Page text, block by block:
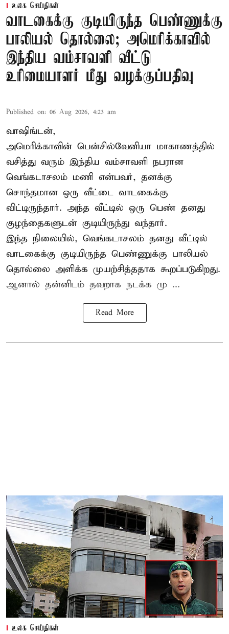
உலக செய்திகள்
வாடகைக்கு குடியிருந்த பெண்ணுக்கு
பாலியல் தொல்லை; அமெரிக்காவில்
இந்திய வம்சாவளி வீட்டு
உரிமையாளர் மீது வழக்குப்பதிவு
Published on: 06 Aug 2026, 4:23 am
வாஷிங்டன்,
அமெரிக்காவின் பென்சில்வேனியா மாகாணத்தில்
வசித்து வரும் இந்திய வம்சாவளி நபரான
வெங்கடாசலம் மணி என்பவர், தனக்கு
சொந்தமான ஒரு வீட்டை வாடகைக்கு
விட்டிருந்தார். அந்த வீட்டில் ஒரு பெண் தனது
குழந்தைகளுடன் குடியிருந்து வந்தார்.
இந்த நிலையில், வெங்கடாசலம் தனது வீட்டில்
வாடகைக்கு குடியிருந்த பெண்ணுக்கு பாலியல்
தொல்லை அளிக்க முயற்சித்ததாக கூறப்படுகிறது.
ஆனால் தன்னிடம் தவறாக நடக்க மு ...
Read More
உலக செய்திகள்